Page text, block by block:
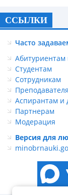
ССЫЛКИ
Часто
Студентам
Сотрудникам
Аспирантам и
Партнерам
Модерация
Версия для